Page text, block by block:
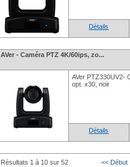
Détails
AVer - Caméra PTZ 4K/60ips, zo...
AVer PTZ330UV2-
opt. x30, noir
Détails
Résultats 1 à 10 sur 52 << Début